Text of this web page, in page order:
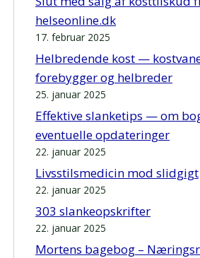
helseonline.dk
17. februar 2025
Helbredende kost —
forebygger og helbreder
25. januar 2025
Effektive slanketips — om
eventuelle opdateringer
22. januar 2025
Livsstilsmedicin mod slidgigt
22. januar 2025
303 slankeopskrifter
22. januar 2025
Mortens bagebog –